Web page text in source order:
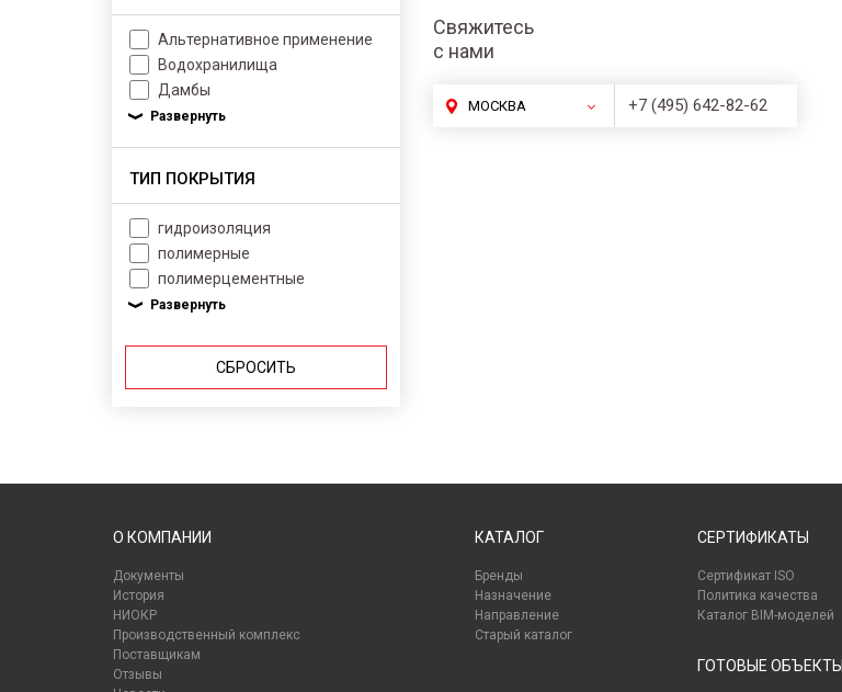
Альтернативное применение
Водохранилища
Дамбы
ТИП ПОКРЫТИЯ
гидроизоляция
полимерные
полимерцементные
СБРОСИТЬ
Свяжитесь
с нами
МОСКВА +7 (495) 642-82-62
О КОМПАНИИ
Документы
История
НИОКР
Производственный комплекс
Поставщикам
Отзывы
КАТАЛОГ
Бренды
Назначение
Направление
Старый каталог
СЕРТИФИКАТЫ
Сертификат ISO
Политика качества
Каталог BIM-моделей
ГОТОВЫЕ ОБЪЕКТЫ